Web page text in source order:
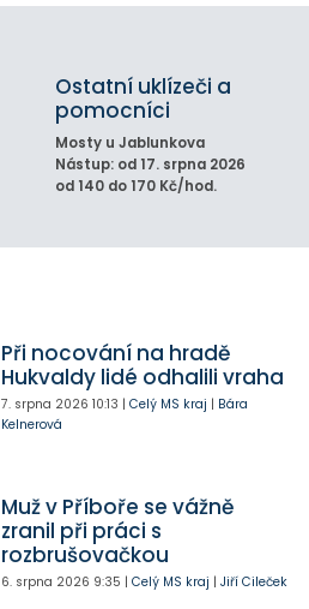
Ostatní uklízeči a
pomocníci
Mosty u Jablunkova
Nástup: od 17. srpna 2026
od 140 do 170 Kč/hod.
Při nocování na hradě
Hukvaldy lidé odhalili vraha
7. srpna 2026 10:13 | Celý MS kraj | Bára
Kelnerová
Muž v Příboře se vážně
zranil při práci s
rozbrušovačkou
6. srpna 2026 9:35 | Celý MS kraj | Jiří Cileček